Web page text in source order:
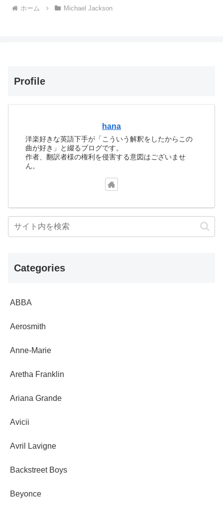
ホーム Michael Jackson
Profile
hana
洋楽好きな英語下手が「こういう解釈をしたからこの
曲が好き」と綴るブログです。
作者、翻訳者様の権利を侵害する意図はございませ
ん。
Categories
ABBA
Aerosmith
Anne-Marie
Aretha Franklin
Ariana Grande
Avicii
Avril Lavigne
Backstreet Boys
Beyonce